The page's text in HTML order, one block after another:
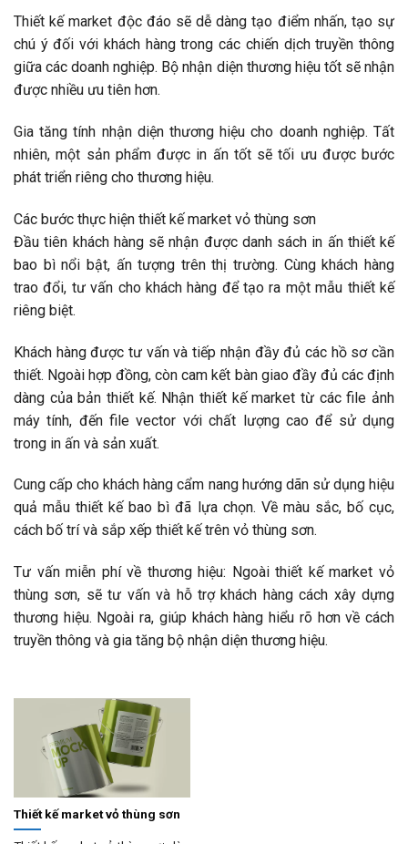
Thiết kế market độc đáo sẽ dễ dàng tạo điểm nhấn, tạo sự
chú ý đối với khách hàng trong các chiến dịch truyền thông
giữa các doanh nghiệp. Bộ nhận diện thương hiệu tốt sẽ nhận
được nhiều ưu tiên hơn.
Gia tăng tính nhận diện thương hiệu cho doanh nghiệp. Tất
nhiên, một sản phẩm được in ấn tốt sẽ tối ưu được bước
phát triển riêng cho thương hiệu.
Các bước thực hiện thiết kế market vỏ thùng sơn
Đầu tiên khách hàng sẽ nhận được danh sách in ấn thiết kế
bao bì nổi bật, ấn tượng trên thị trường. Cùng khách hàng
trao đổi, tư vấn cho khách hàng để tạo ra một mẫu thiết kế
riêng biệt.
Khách hàng được tư vấn và tiếp nhận đầy đủ các hồ sơ cần
thiết. Ngoài hợp đồng, còn cam kết bàn giao đầy đủ các định
dàng của bản thiết kế. Nhận thiết kế market từ các file ảnh
máy tính, đến file vector với chất lượng cao để sử dụng
trong in ấn và sản xuất.
Cung cấp cho khách hàng cẩm nang hướng dãn sử dụng hiệu
quả mẫu thiết kế bao bì đã lựa chọn. Về màu sắc, bố cục,
cách bố trí và sắp xếp thiết kế trên vỏ thùng sơn.
Tư vấn miễn phí về thương hiệu: Ngoài thiết kế market vỏ
thùng sơn, sẽ tư vấn và hỗ trợ khách hàng cách xây dựng
thương hiệu. Ngoài ra, giúp khách hàng hiểu rõ hơn về cách
truyền thông và gia tăng bộ nhận diện thương hiệu.
Thiết kế market vỏ thùng sơn